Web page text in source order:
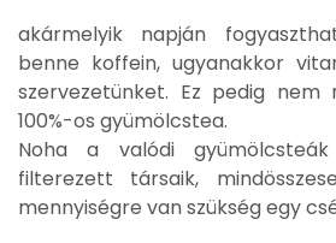
akármelyik napján
benne koffein, ugyanakkor
szervezetünket. Ez pedig
100%-os gyümölcstea.
Noha a valódi
filterezett társaik,
mennyiségre van szükség egy